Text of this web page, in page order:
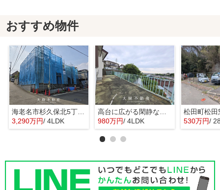
おすすめ物件
海老名市杉久保北5丁目 新築戸建て 全3棟
3,290万円/ 4LDK
高台に広がる閑静な住宅 暮らしの楽しみ
980万円/ 4LDK 530万円/